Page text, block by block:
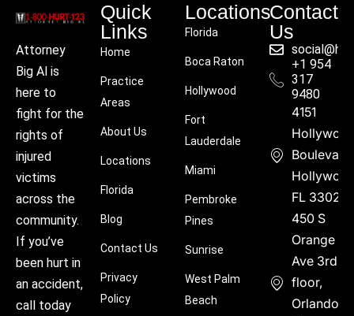
Attorney
Big Al is
here to
fight for the
rights of
injured
victims
across the
community.
If you’ve
been hurt in
an accident,
call today
Quick
Links
Home
Practice
Areas
About Us
Locations
Florida
Blog
Contact Us
Privacy
Policy
Locations
Florida
Boca Raton
Hollywood
Fort
Lauderdale
Miami
Pembroke
Pines
Sunrise
West Palm
Beach
Contact
Us
+1 954
317
9480
4151
Boulevard,
FL 33021
450 S
Orange
Ave 3rd
floor,
Orlando,